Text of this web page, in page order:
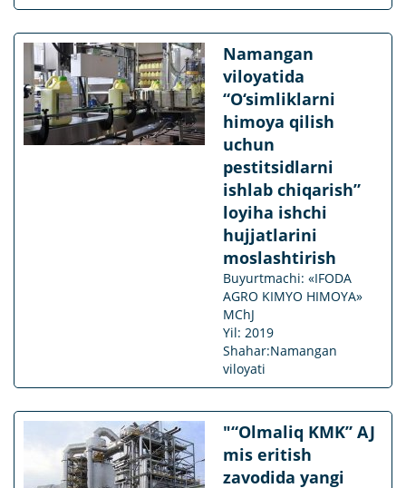
Namangan
viloyatida
“O‘simliklarni
himoya qilish
uchun
pestitsidlarni
ishlab chiqarish”
loyiha ishchi
hujjatlarini
moslashtirish
Buyurtmachi: «IFODA
AGRO KIMYO HIMOYA»
MChJ
Yil: 2019
Shahar:Namangan
viloyati
"“Olmaliq KMK” AJ
mis eritish
zavodida yangi